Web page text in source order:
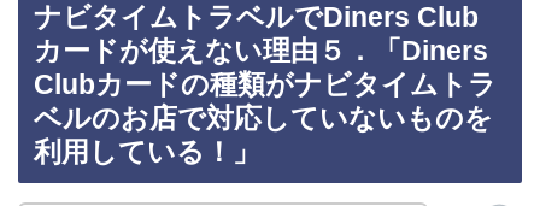
ナビタイムトラベルでDiners Club
カードが使えない理由５．「Diners
Clubカードの種類がナビタイムトラ
ベルのお店で対応していないものを
利用している！」